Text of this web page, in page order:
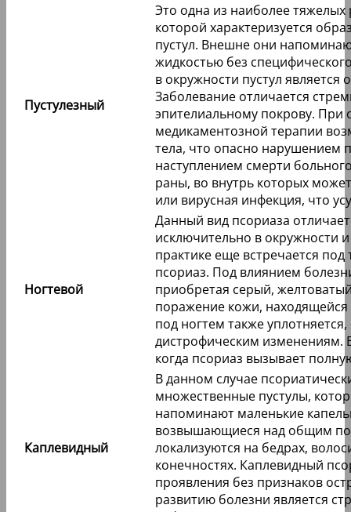
Пустулезный
Это одна из наиболее тяжелых
которой характеризуется
пустул. Внешне они
жидкостью без
в окружности пустул является
Заболевание отличается
эпителиальному покрову. При
медикаментозной терапии
тела, что опасно нарушением
наступлением смерти
раны, во внутрь которых
или вирусная инфекция, что
Ногтевой
Данный вид псориаза
исключительно в окружности
практике еще встречается
псориаз. Под влиянием
приобретая серый,
поражение кожи,
под ногтем также
дистрофическим изменениям.
когда псориаз вызывает
Каплевидный
В данном случае
множественные пустулы,
напоминают маленькие
возвышающиеся над общим
локализуются на бедрах,
конечностях. Каплевидный
проявления без признаков
развитию болезни является